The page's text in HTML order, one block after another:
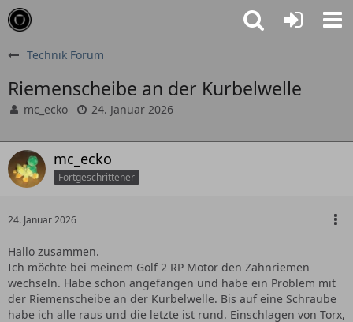
Technik Forum
Riemenscheibe an der Kurbelwelle
mc_ecko 24. Januar 2026
mc_ecko
Fortgeschrittener
24. Januar 2026
Hallo zusammen.
Ich möchte bei meinem Golf 2 RP Motor den Zahnriemen
wechseln. Habe schon angefangen und habe ein Problem mit
der Riemenscheibe an der Kurbelwelle. Bis auf eine Schraube
habe ich alle raus und die letzte ist rund. Einschlagen von Torx,